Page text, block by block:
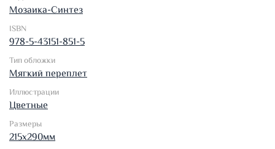
Мозаика-Синтез
ISBN
978-5-43151-851-5
Тип обложки
Мягкий переплет
Иллюстрации
Цветные
Размеры
215х290мм